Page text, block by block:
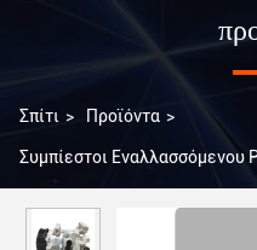
Σπίτι > Προϊόντα >
Συμπίεστοι Εναλλασσόμενου
φωτοβολταϊκές αυλακώσεις